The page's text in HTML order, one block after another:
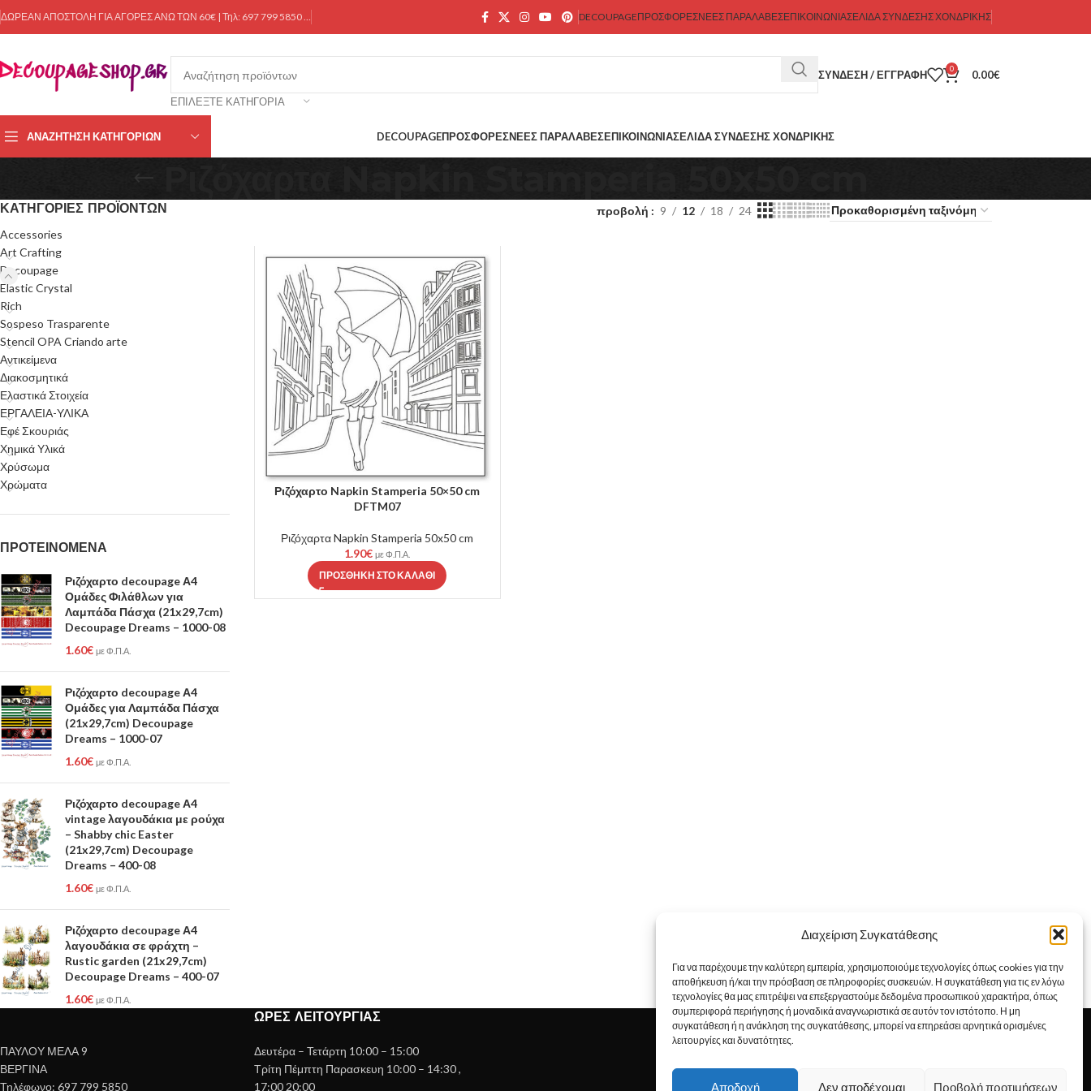
Διαχείριση Συγκατάθεσης
Για να παρέχουμε την καλύτερη εμπειρία, χρησιμοποιούμε τεχνολογίες όπως cookies για την
αποθήκευση ή/και την πρόσβαση σε πληροφορίες συσκευών. Η συγκατάθεση για τις εν λόγω
τεχνολογίες θα μας επιτρέψει να επεξεργαστούμε δεδομένα προσωπικού χαρακτήρα, όπως
συμπεριφορά περιήγησης ή μοναδικά αναγνωριστικά σε αυτόν τον ιστότοπο. Η μη
συγκατάθεση ή η ανάκληση της συγκατάθεσης, μπορεί να επηρεάσει αρνητικά ορισμένες
λειτουργίες και δυνατότητες.
Αποδοχή Δεν αποδέχομαι Προβολή προτιμήσεων
ΔΩΡΕΑΝ ΑΠΟΣΤΟΛΗ ΓΙΑ ΑΓΟΡΕΣ ΑΝΩ ΤΩΝ 60€ | Τηλ: 697 799 5850 … DECOUPAGEΠΡΟΣΦΟΡΕΣΝΕΕΣ ΠΑΡΑΛΑΒΕΣΕΠΙΚΟΙΝΩΝΊΑΣΕΛΊΔΑ ΣΎΝΔΕΣΗΣ ΧΟΝΔΡΙΚΉΣ
ΕΠΙΛΈΞΤΕ ΚΑΤΗΓΟΡΊΑ
ΣΎΝΔΕΣΗ / ΕΓΓΡΑΦΉ 0 0.00€
ΑΝΑΖΉΤΗΣΗ ΚΑΤΗΓΟΡΙΏΝ DECOUPAGEΠΡΟΣΦΟΡΕΣΝΕΕΣ ΠΑΡΑΛΑΒΕΣΕΠΙΚΟΙΝΩΝΊΑΣΕΛΊΔΑ ΣΎΝΔΕΣΗΣ ΧΟΝΔΡΙΚΉΣ
ΚΑΤΗΓΟΡΊΕΣ ΠΡΟΪΌΝΤΩΝ
Accessories
Art Crafting
Decoupage
Elastic Crystal
Rich
Sospeso Trasparente
Stencil OPA Criando arte
Αντικείμενα
Διακοσμητικά
Ελαστικά Στοιχεία
ΕΡΓΑΛΕΙΑ-ΥΛΙΚΑ
Εφέ Σκουριάς
Χημικά Υλικά
Χρύσωμα
Χρώματα
ΠΡΟΤΕΙΝΟΜΕΝΑ
Ριζόχαρτο decoupage Α4
Ομάδες Φιλάθλων για
Λαμπάδα Πάσχα (21x29,7cm)
Decoupage Dreams – 1000-08
1.60€ με Φ.Π.Α.
Ριζόχαρτο decoupage Α4
Ομάδες για Λαμπάδα Πάσχα
(21x29,7cm) Decoupage
Dreams – 1000-07
1.60€ με Φ.Π.Α.
Ριζόχαρτο decoupage Α4
vintage λαγουδάκια με ρούχα
– Shabby chic Easter
(21x29,7cm) Decoupage
Dreams – 400-08
1.60€ με Φ.Π.Α.
Ριζόχαρτο decoupage Α4
λαγουδάκια σε φράχτη –
Rustic garden (21x29,7cm)
Decoupage Dreams – 400-07
1.60€ με Φ.Π.Α.
προβολή 9 12 18 24
Ριζόχαρτο Napkin Stamperia 50×50 cm
DFTM07
Ριζόχαρτα Napkin Stamperia 50x50 cm
1.90€ με Φ.Π.Α.
ΠΡΟΣΘΉΚΗ ΣΤΟ ΚΑΛΆΘΙ
ΠΑΥΛΟΥ ΜΕΛΑ 9
ΒΕΡΓΙΝΑ
Τηλέφωνο: 697 799 5850
ΏΡΕΣ ΛΕΙΤΟΥΡΓΊΑΣ
Δευτέρα – Τετάρτη 10:00 – 15:00
Τρίτη Πέμπτη Παρασκευη 10:00 – 14:30 ,
17:00 20:00
Εμείς
Αποστολή Προϊόντων